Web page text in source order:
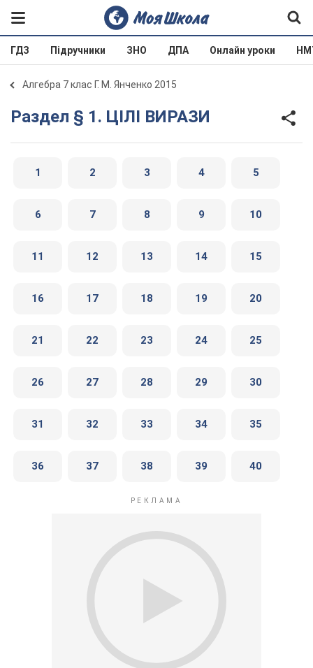
ГДЗ Підручники ЗНО ДПА Онлайн уроки
Алгебра 7 клас Г. М. Янченко 2015
Раздел § 1. ЦІЛІ ВИРАЗИ
1 2 3 4 5
6 7 8 9 10
11 12 13 14 15
16 17 18 19 20
21 22 23 24 25
26 27 28 29 30
31 32 33 34 35
36 37 38 39 40